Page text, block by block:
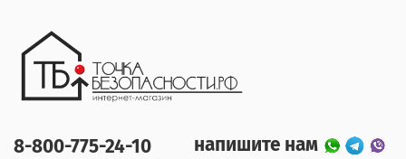
8-800-775-24-10 напишите нам